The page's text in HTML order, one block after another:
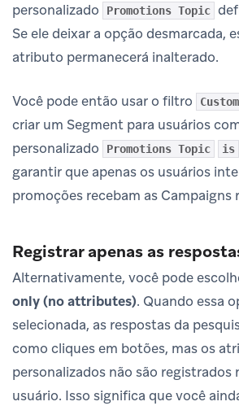
personalizado
Promotions Topic
Se ele deixar a opção desmarcada,
atributo permanecerá inalterado.
Você pode então usar o filtro
criar um Segment para usuários
personalizado
Promotions Topic is
garantir que apenas os usuários
promoções recebam as Campaigns
Registrar apenas as
Alternativamente, você pode
only (no attributes). Quando essa
selecionada, as respostas da
como cliques em botões, mas os
personalizados não são registrados
usuário. Isso significa que você